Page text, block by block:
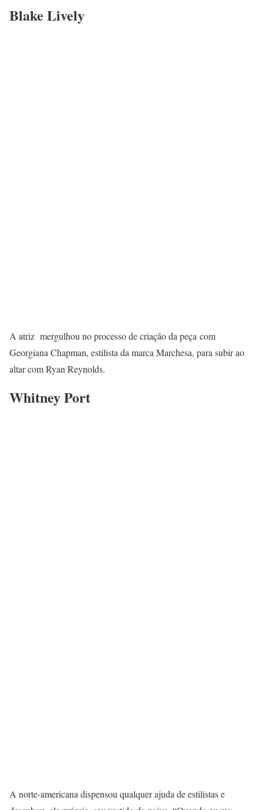
Blake Lively
A atriz mergulhou no processo de criação da peça com
Georgiana Chapman, estilista da marca Marchesa, para subir ao
altar com Ryan Reynolds.
Whitney Port
A norte-americana dispensou qualquer ajuda de estilistas e